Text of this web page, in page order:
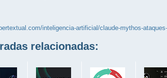
inteligencia-artificial/claude-mythos-
relacionadas: